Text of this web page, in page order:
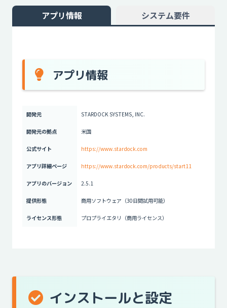
アプリ情報 システム要件
アプリ情報
開発元 STARDOCK SYSTEMS, INC.
開発元の拠点 米国
公式サイト https://www.stardock.com
アプリ詳細ページ https://www.stardock.com/products/start11
アプリのバージョン 2.5.1
提供形態 商用ソフトウェア（30日間試用可能）
ライセンス形態 プロプライエタリ（商用ライセンス）
インストールと設定